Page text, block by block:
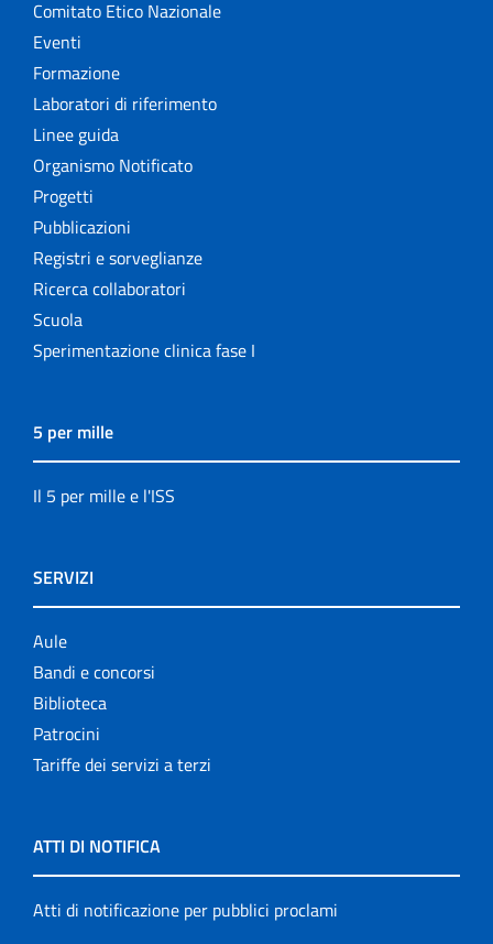
Rapporti ISS Sorveglianza
Rapporti ISTISAN
Relazioni attività ISS
Servizi offerti
Settore Attività Editoriali
Strumenti di riferimento
The NECOBELAC project
Comitato Etico Nazionale
Eventi
Formazione
Laboratori di riferimento
Linee guida
Organismo Notificato
Progetti
Pubblicazioni
Registri e sorveglianze
Ricerca collaboratori
Scuola
Sperimentazione clinica fase I
5 per mille
Il 5 per mille e l'ISS
SERVIZI
Aule
Bandi e concorsi
Biblioteca
Patrocini
Tariffe dei servizi a terzi
ATTI DI NOTIFICA
Atti di notificazione per pubblici proclami